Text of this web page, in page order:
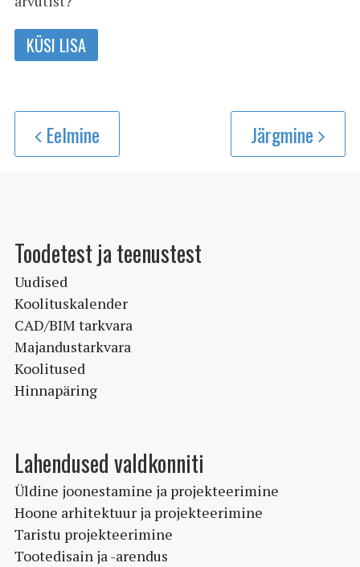
KÜSI LISA
Eelmine Järgmine
Toodetest ja teenustest
Uudised
Koolituskalender
CAD/BIM tarkvara
Majandustarkvara
Koolitused
Hinnapäring
Lahendused valdkonniti
Üldine joonestamine ja projekteerimine
Hoone arhitektuur ja projekteerimine
Taristu projekteerimine
Tootedisain ja -arendus